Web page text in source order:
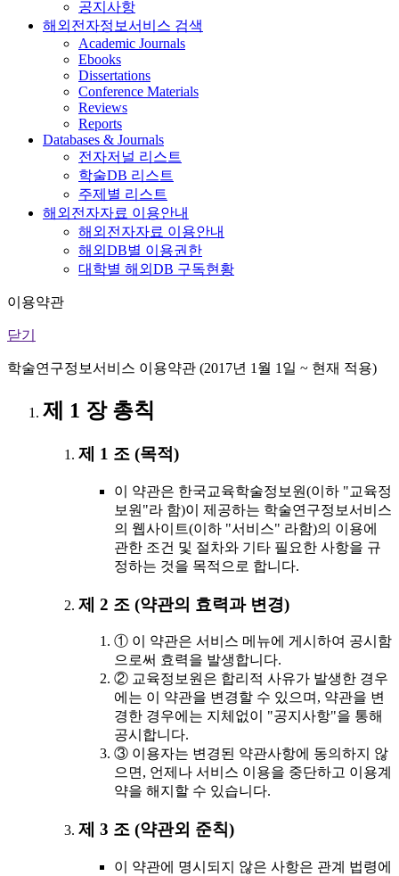
공지사항
해외전자정보서비스 검색
Academic Journals
Ebooks
Dissertations
Conference Materials
Reviews
Reports
Databases & Journals
전자저널 리스트
학술DB 리스트
주제별 리스트
해외전자자료 이용안내
해외전자자료 이용안내
해외DB별 이용권한
대학별 해외DB 구독현황
이용약관
닫기
학술연구정보서비스 이용약관 (2017년 1월 1일 ~ 현재 적용)
제 1 장 총칙
제 1 조 (목적)
이 약관은 한국교육학술정보원(이하 "교육정
보원"라 함)이 제공하는 학술연구정보서비스
의 웹사이트(이하 "서비스" 라함)의 이용에
관한 조건 및 절차와 기타 필요한 사항을 규
정하는 것을 목적으로 합니다.
제 2 조 (약관의 효력과 변경)
① 이 약관은 서비스 메뉴에 게시하여 공시함
으로써 효력을 발생합니다.
② 교육정보원은 합리적 사유가 발생한 경우
에는 이 약관을 변경할 수 있으며, 약관을 변
경한 경우에는 지체없이 "공지사항"을 통해
공시합니다.
③ 이용자는 변경된 약관사항에 동의하지 않
으면, 언제나 서비스 이용을 중단하고 이용계
약을 해지할 수 있습니다.
제 3 조 (약관외 준칙)
이 약관에 명시되지 않은 사항은 관계 법령에